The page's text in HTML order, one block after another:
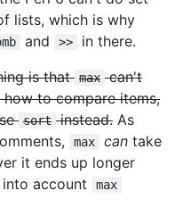
lists, which is why
and >>
in there.
is that max can't
to compare items,
sort instead. As
max can take
it ends up longer
account
max